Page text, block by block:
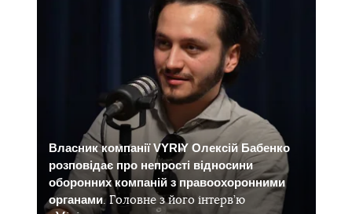
Власник компанії VYRIY Олексій Бабенко
розповідає про непрості відносини
оборонних компаній з правоохоронними
органами. Головне з його інтерв’ю